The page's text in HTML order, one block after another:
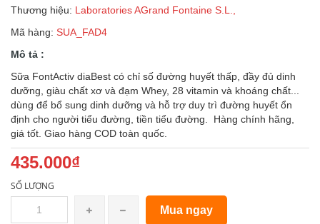
Thương hiệu: Laboratories AGrand Fontaine S.L.,
Mã hàng: SUA_FAD4
Mô tả :
Sữa FontActiv diaBest có chỉ số đường huyết thấp, đầy đủ dinh
dưỡng, giàu chất xơ và đạm Whey, 28 vitamin và khoáng chất...
dùng để bổ sung dinh dưỡng và hỗ trợ duy trì đường huyết ổn
định cho người tiểu đường, tiền tiểu đường. Hàng chính hãng,
giá tốt. Giao hàng COD toàn quốc.
435.000₫
SỐ LƯỢNG
Mua ngay